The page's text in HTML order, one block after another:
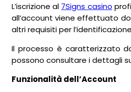
L’iscrizione al 7Signs casino
all’account viene effettuato
altri requisiti per
Il processo è caratterizzato
possono consultare i dettagli
Funzionalità dell’Account